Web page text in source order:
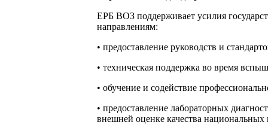
ЕРБ ВОЗ поддерживает усилия
направлениям:
• предоставление руководств и
• техническая поддержка во время
• обучение и содействие
• предоставление лабораторных
внешней оценке качества